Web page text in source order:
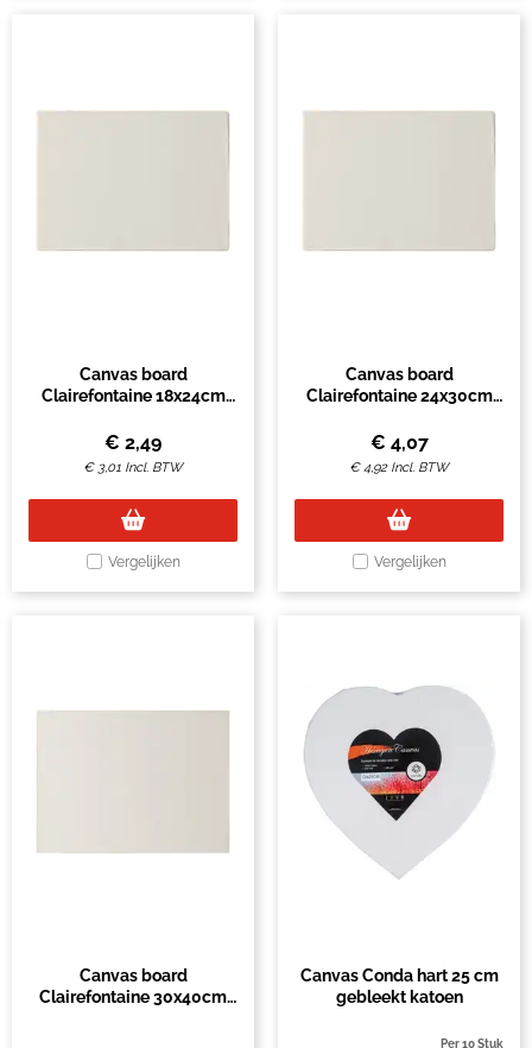
Canvas board
Clairefontaine 18x24cm
€ 2,49
€ 3,01 Incl. BTW
Vergelijken
Canvas board
Clairefontaine 24x30cm
€ 4,07
€4,92 Incl. BTW
Vergelijken
Canvas board
Clairefontaine 30x40cm
Canvas Conda hart 25 cm
gebleekt katoen
Per 10 Stuk